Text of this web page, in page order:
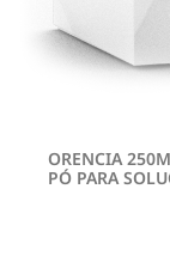
ORENCIA
PÓ PARA